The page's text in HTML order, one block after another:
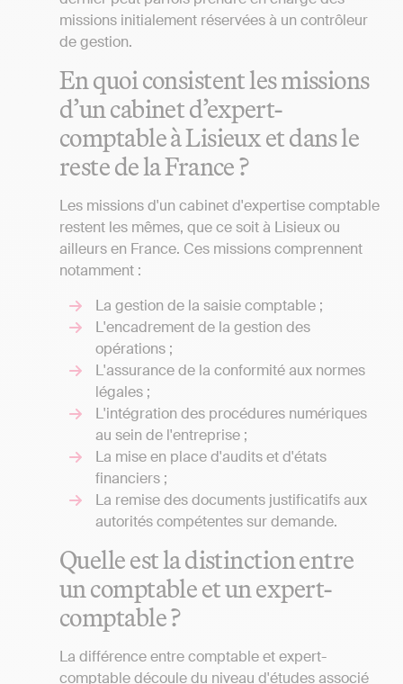
missions initialement réservées à un contrôleur
de gestion.
En quoi consistent les missions
d’un cabinet d’expert-
comptable à Lisieux et dans le
reste de la France ?
Les missions d'un cabinet d'expertise comptable
restent les mêmes, que ce soit à Lisieux ou
ailleurs en France. Ces missions comprennent
notamment :
La gestion de la saisie comptable ;
L'encadrement de la gestion des
opérations ;
L'assurance de la conformité aux normes
légales ;
L'intégration des procédures numériques
au sein de l'entreprise ;
La mise en place d'audits et d'états
financiers ;
La remise des documents justificatifs aux
autorités compétentes sur demande.
Quelle est la distinction entre
un comptable et un expert-
comptable ?
La différence entre comptable et expert-
comptable découle du niveau d'études associé